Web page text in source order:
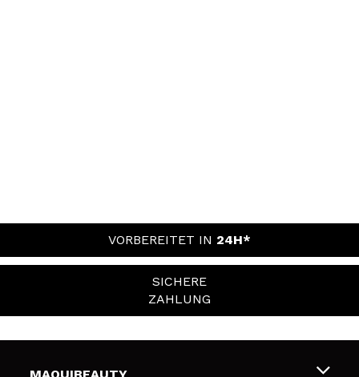
VORBEREITET IN 24H*
SICHERE
ZAHLUNG